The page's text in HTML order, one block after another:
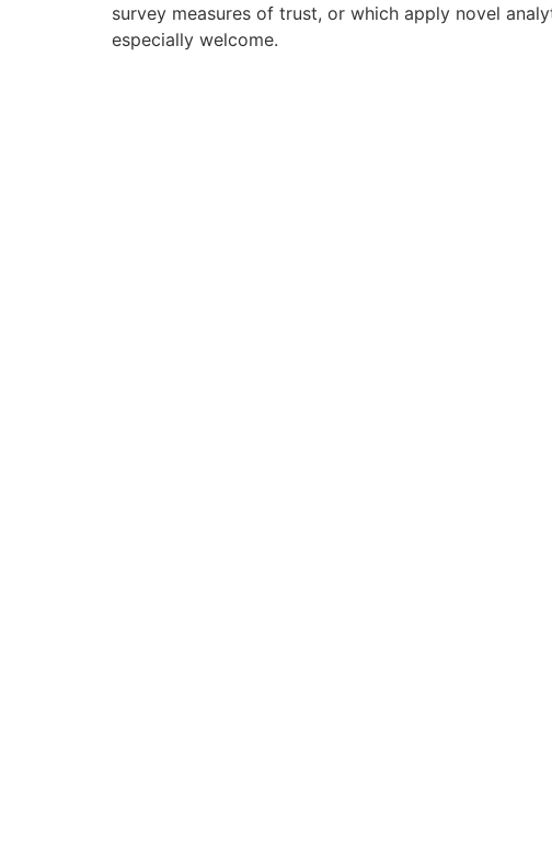
survey measures of trust, or which apply novel
especially welcome.